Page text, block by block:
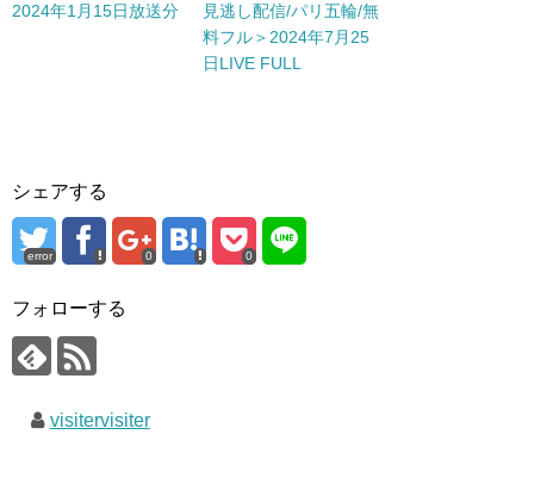
2024年1月15日放送分
見逃し配信/パリ五輪/無
料フル＞2024年7月25
日LIVE FULL
シェアする
error 0 0
フォローする
visitervisiter